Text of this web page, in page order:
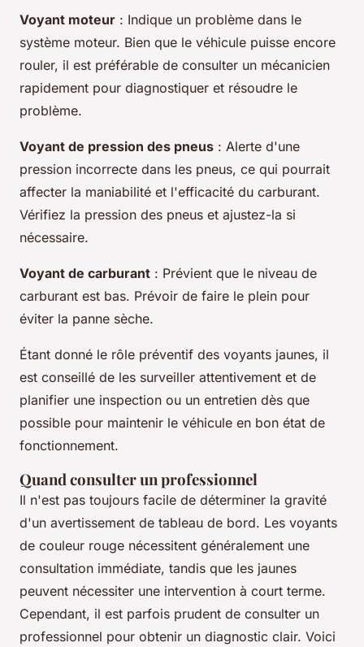
Voyant moteur : Indique un problème dans le
système moteur. Bien que le véhicule puisse encore
rouler, il est préférable de consulter un mécanicien
rapidement pour diagnostiquer et résoudre le
problème.
Voyant de pression des pneus : Alerte d'une
pression incorrecte dans les pneus, ce qui pourrait
affecter la maniabilité et l'efficacité du carburant.
Vérifiez la pression des pneus et ajustez-la si
nécessaire.
Voyant de carburant : Prévient que le niveau de
carburant est bas. Prévoir de faire le plein pour
éviter la panne sèche.
Étant donné le rôle préventif des voyants jaunes, il
est conseillé de les surveiller attentivement et de
planifier une inspection ou un entretien dès que
possible pour maintenir le véhicule en bon état de
fonctionnement.
Quand consulter un professionnel
Il n'est pas toujours facile de déterminer la gravité
d'un avertissement de tableau de bord. Les voyants
de couleur rouge nécessitent généralement une
consultation immédiate, tandis que les jaunes
peuvent nécessiter une intervention à court terme.
Cependant, il est parfois prudent de consulter un
professionnel pour obtenir un diagnostic clair. Voici